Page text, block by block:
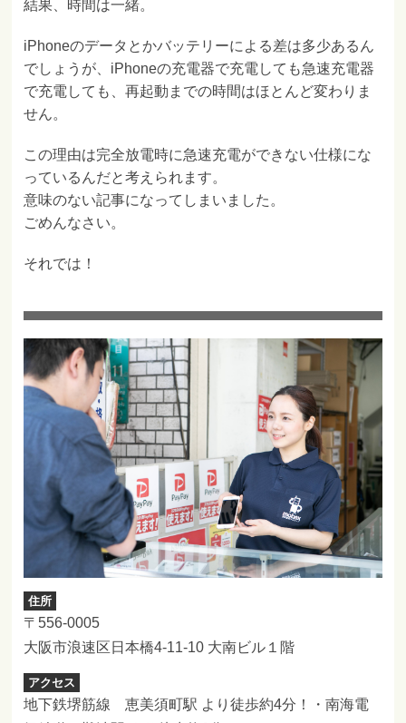
結果、時間は一緒。
iPhoneのデータとかバッテリーによる差は多少あるん
でしょうが、iPhoneの充電器で充電しても急速充電器
で充電しても、再起動までの時間はほとんど変わりま
せん。
この理由は完全放電時に急速充電ができない仕様にな
っているんだと考えられます。
意味のない記事になってしまいました。
ごめんなさい。
それでは！
住所
〒556-0005
大阪市浪速区日本橋4-11-10 大南ビル１階
アクセス
地下鉄堺筋線 恵美須町駅 より徒歩約4分！・南海電